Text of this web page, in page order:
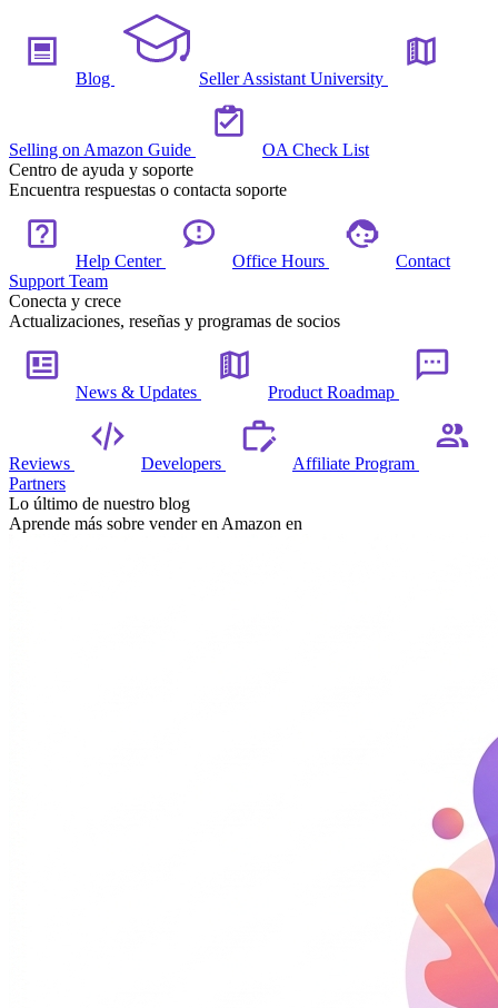
Blog Seller Assistant University
Selling on Amazon Guide
OA Check List
Centro de ayuda y soporte
Encuentra respuestas o contacta soporte
Help Center Office Hours
Contact
Support Team
Conecta y crece
Actualizaciones, reseñas y programas de socios
News & Updates Product Roadmap
Reviews Developers
Affiliate Program
Partners
Lo último de nuestro blog
Aprende más sobre vender en Amazon en